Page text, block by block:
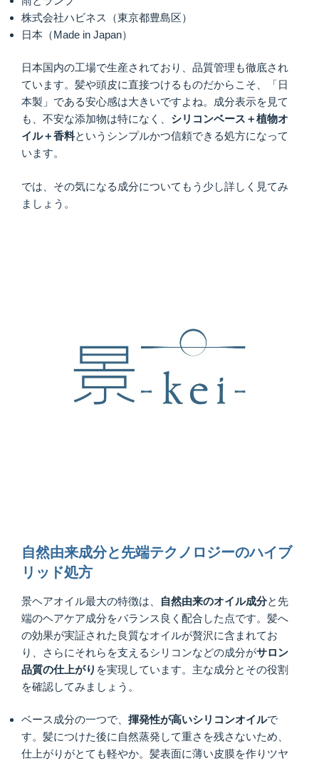
株式会社ハビネス（東京都豊島区）
日本（Made in Japan）
日本国内の工場で生産されており、品質管理も徹底され
ています。髪や頭皮に直接つけるものだからこそ、「日
本製」である安心感は大きいですよね。成分表示を見て
も、不安な添加物は特になく、 シリコンベース＋植物オ
イル＋香料というシンプルかつ信頼できる処方になって
います。
では、その気になる成分についてもう少し詳しく見てみ
ましょう。
自然由来成分と先端テクノロジーのハイブ
リッド処方
景ヘアオイル最大の特徴は、 自然由来のオイル成分と先
端のヘアケア成分をバランス良く配合した点です。髪へ
の効果が実証された良質なオイルが贅沢に含まれてお
り、さらにそれらを支えるシリコンなどの成分がサロン
品質の仕上がり を実現しています。主な成分とその役割
を確認してみましょう。
ベース成分の一つで、 揮発性が高いシリコンオイルで
す。髪につけた後に自然蒸発して重さを残さないため、
仕上がりがとても軽やか。髪表面に薄い皮膜を作りツヤ